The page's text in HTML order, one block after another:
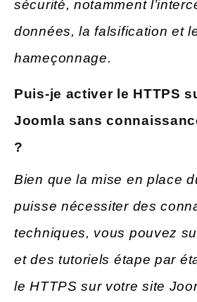
sécurité, notamment
données, la falsification et
hameçonnage.
Puis-je activer le HTTPS
Joomla sans
?
Bien que la mise en place
puisse nécessiter des
techniques, vous pouvez
et des tutoriels étape par
le HTTPS sur votre site